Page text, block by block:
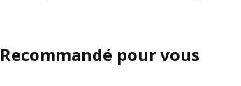
Recommandé pour vous